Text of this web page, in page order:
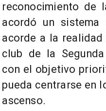
reconocimiento de
acordó un
acorde a la
club de la
con el objetivo
pueda centrarse en
ascenso.